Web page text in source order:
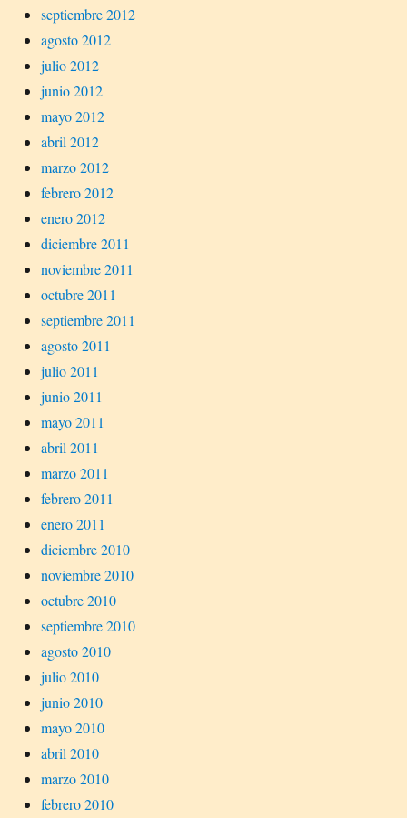
septiembre 2012
agosto 2012
julio 2012
junio 2012
mayo 2012
abril 2012
marzo 2012
febrero 2012
enero 2012
diciembre 2011
noviembre 2011
octubre 2011
septiembre 2011
agosto 2011
julio 2011
junio 2011
mayo 2011
abril 2011
marzo 2011
febrero 2011
enero 2011
diciembre 2010
noviembre 2010
octubre 2010
septiembre 2010
agosto 2010
julio 2010
junio 2010
mayo 2010
abril 2010
marzo 2010
febrero 2010